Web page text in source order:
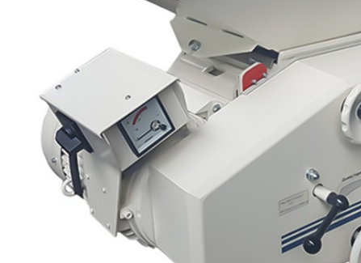
Tireuses à bière
BRASSAGE ET
FERMENTATION
Accessoires
pour cuves
THERMORÉGULATION
Aérothermes
température et